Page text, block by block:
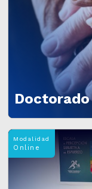
Modalidad
Online